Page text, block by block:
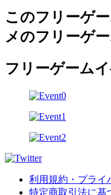
このフリーゲ
メのフリーゲ
フリーゲーム
利用規約・プライ
特定商取引法に基